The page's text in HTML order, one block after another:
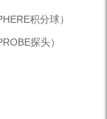
积分球）
探头）